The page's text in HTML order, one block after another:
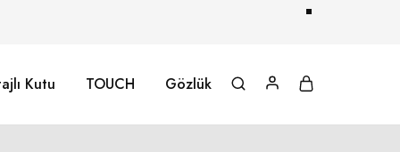
Kutu TOUCH Gözlük